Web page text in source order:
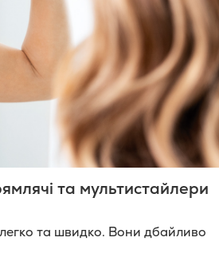
та мультистайлери
та швидко. Вони дбайливо